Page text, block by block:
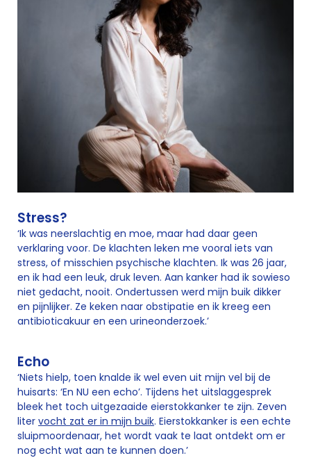
Stress?
‘Ik was neerslachtig en moe, maar had daar geen
verklaring voor. De klachten leken me vooral iets van
stress, of misschien psychische klachten. Ik was 26 jaar,
en ik had een leuk, druk leven. Aan kanker had ik sowieso
niet gedacht, nooit. Ondertussen werd mijn buik dikker
en pijnlijker. Ze keken naar obstipatie en ik kreeg een
antibioticakuur en een urineonderzoek.’
Echo
‘Niets hielp, toen knalde ik wel even uit mijn vel bij de
huisarts: ‘En NU een echo’. Tijdens het uitslaggesprek
bleek het toch uitgezaaide eierstokkanker te zijn. Zeven
liter vocht zat er in mijn buik. Eierstokkanker is een echte
sluipmoordenaar, het wordt vaak te laat ontdekt om er
nog echt wat aan te kunnen doen.’